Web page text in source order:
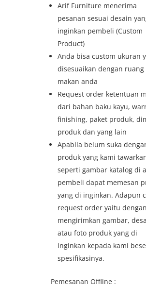
Arif Furniture menerima
pesanan sesuai desain
inginkan pembeli (Custom
Product)
Anda bisa custom ukuran
disesuaikan dengan ruang
makan anda
Request order ketentuan
dari bahan baku kayu,
finishing, paket produk,
produk dan yang lain
Apabila belum suka
produk yang kami
seperti gambar katalog di
pembeli dapat memesan
yang di inginkan. Adapun
request order yaitu dengan
mengirimkan gambar,
atau foto produk yang di
inginkan kepada kami
spesifikasinya.
Pemesanan Offline :